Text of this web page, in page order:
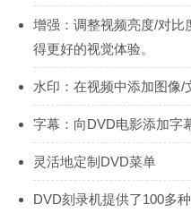
增强：调整视频亮度/对比
得更好的视觉体验。
水印：在视频中添加图像/
字幕：向DVD电影添加字
灵活地定制DVD菜单
DVD刻录机提供了100多